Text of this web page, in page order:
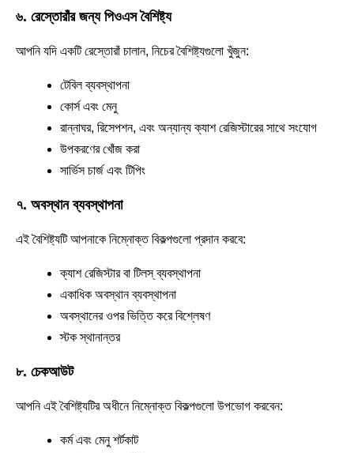
৬. রেস্তোরাঁর জন্য পিওএস বৈশিষ্ট্য
আপনি যদি একটি রেস্তোরাঁ চালান, নিচের বৈশিষ্ট্যগুলো খুঁজুন:
টেবিল ব্যবস্থাপনা
কোর্স এবং মেনু
রান্নাঘর, রিসেপশন, এবং অন্যান্য ক্যাশ রেজিস্টারের সাথে সংযোগ
উপকরণের খোঁজ করা
সার্ভিস চার্জ এবং টিপিং
৭. অবস্থান ব্যবস্থাপনা
এই বৈশিষ্ট্যটি আপনাকে নিম্নোক্ত বিকল্পগুলো প্রদান করবে:
ক্যাশ রেজিস্টার বা টিলস্ ব্যবস্থাপনা
একাধিক অবস্থান ব্যবস্থাপনা
অবস্থানের ওপর ভিত্তি করে বিশ্লেষণ
স্টক স্থানান্তর
৮. চেকআউট
আপনি এই বৈশিষ্ট্যটির অধীনে নিম্নোক্ত বিকল্পগুলো উপভোগ করবেন:
কর্ম এবং মেনু শর্টকাট